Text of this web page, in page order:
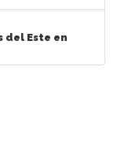
del Este en